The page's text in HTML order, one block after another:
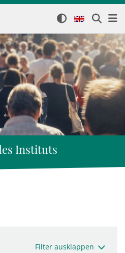
Instituts
Filter ausklappen